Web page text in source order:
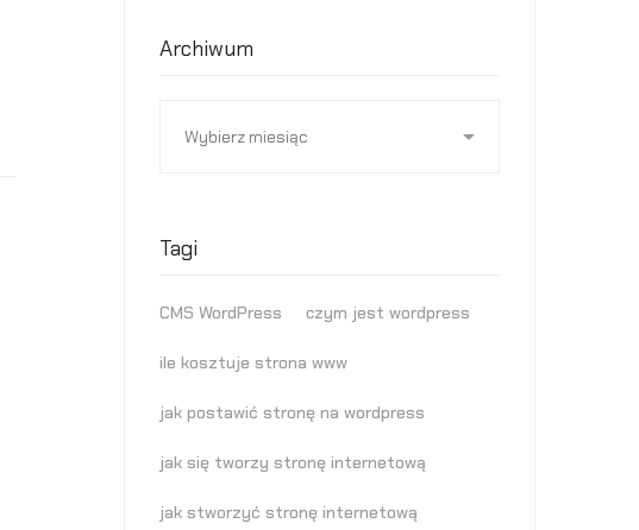
Archiwum
Tagi
CMS WordPress czym jest wordpress
ile kosztuje strona www
jak postawić stronę na wordpress
jak się tworzy stronę internetową
jak stworzyć stronę internetową